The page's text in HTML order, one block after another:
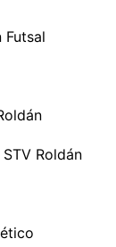
Futsal
STV Roldán